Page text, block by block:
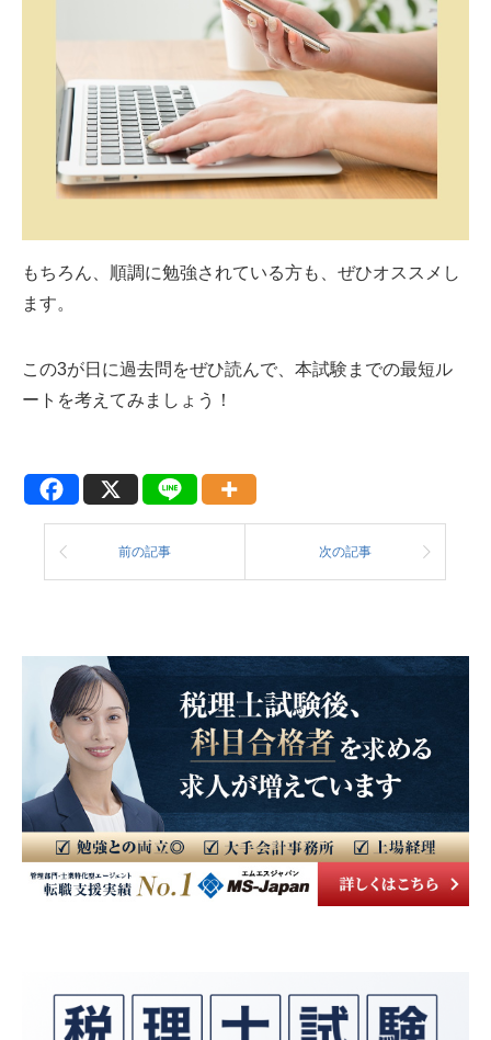
もちろん、順調に勉強されている方も、ぜひオススメし
ます。
この3が日に過去問をぜひ読んで、本試験までの最短ル
ートを考えてみましょう！
前の記事 次の記事